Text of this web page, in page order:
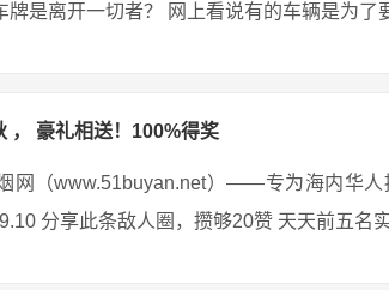
牌是离开一切者？ 网上看说有的车辆是为了
， 豪礼相送！100%得奖
网（www.51buyan.net）——专为海内华人
分享此条敌人圈，攒够20赞 天天前五